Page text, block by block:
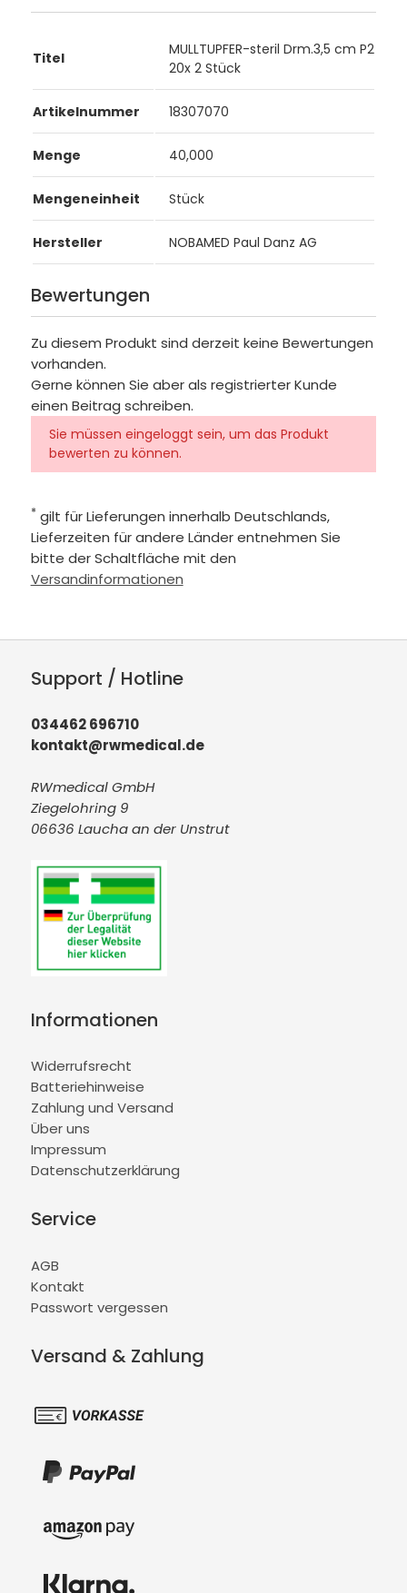
Titel
MULLTUPFER-steril Drm.3,5 cm P2
20x 2 Stück
Artikelnummer 18307070
Menge 40,000
Mengeneinheit Stück
Hersteller NOBAMED Paul Danz AG
Bewertungen
Zu diesem Produkt sind derzeit keine Bewertungen
vorhanden.
Gerne können Sie aber als registrierter Kunde
einen Beitrag schreiben.
Sie müssen eingeloggt sein, um das Produkt
bewerten zu können.
* gilt für Lieferungen innerhalb Deutschlands,
Lieferzeiten für andere Länder entnehmen Sie
bitte der Schaltfläche mit den
Versandinformationen
Support / Hotline
034462 696710
kontakt@rwmedical.de
RWmedical GmbH
Ziegelohring 9
06636 Laucha an der Unstrut
Informationen
Widerrufsrecht
Batteriehinweise
Zahlung und Versand
Über uns
Impressum
Datenschutzerklärung
Service
AGB
Kontakt
Passwort vergessen
Versand & Zahlung